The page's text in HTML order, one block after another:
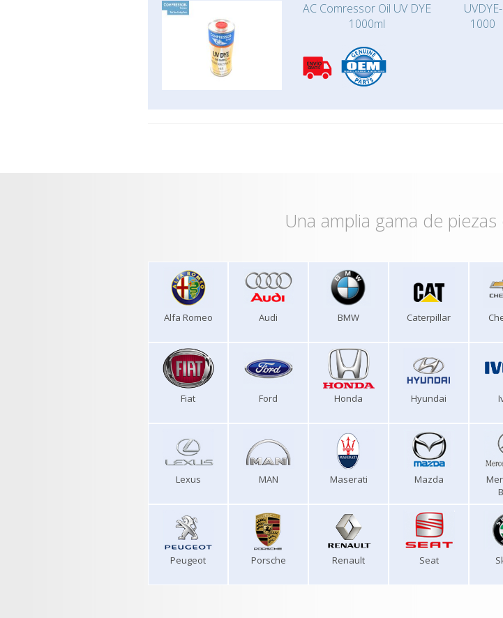
AC Comressor Oil UV DYE
1000ml
UVDYE-
1000
Una amplia gama de
Alfa Romeo Audi BMW Caterpillar
Fiat Ford Honda Hyundai
Lexus MAN Maserati Mazda
Peugeot Porsche Renault Seat